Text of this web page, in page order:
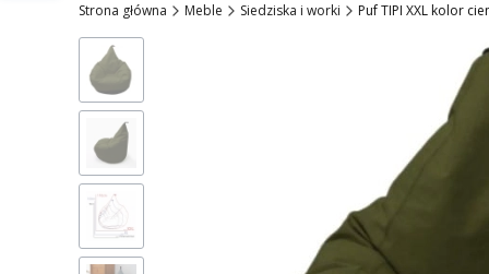
Strona główna Meble Siedziska i worki Puf TIPI XXL kolor